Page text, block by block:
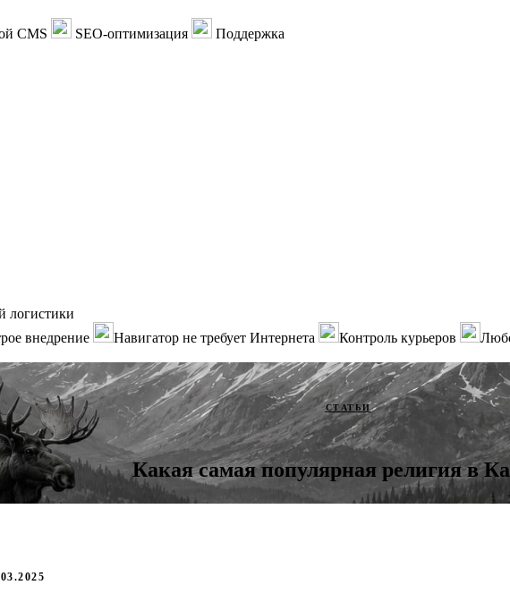
CMS SEO-оптимизация
Поддержка
логистики
внедрение Навигатор не требует Интернета Контроль курьеров
СТАТЬИ
Какая самая популярная религия в